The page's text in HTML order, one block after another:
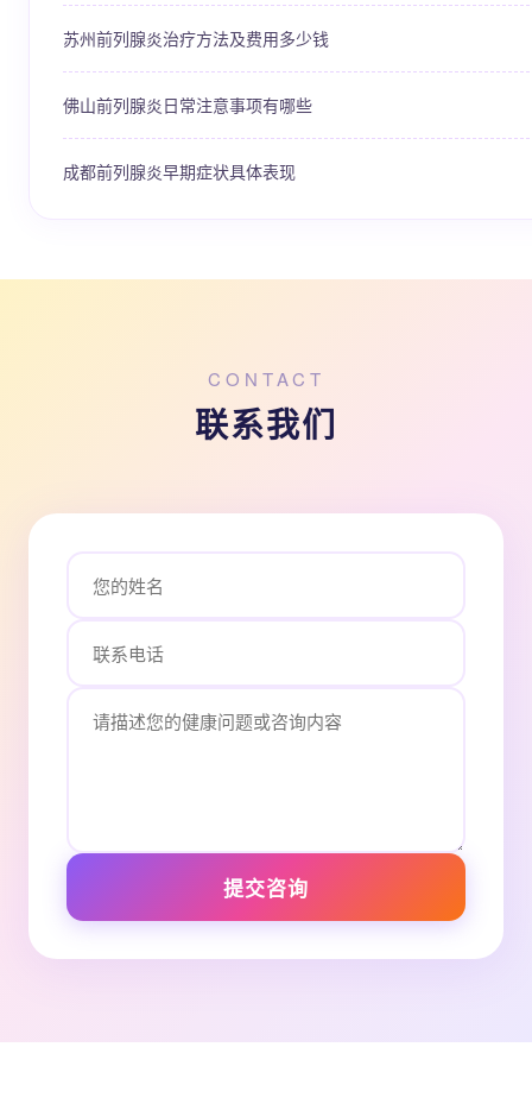
苏州前列腺炎治疗方法及费用多少钱
佛山前列腺炎日常注意事项有哪些
成都前列腺炎早期症状具体表现
CONTACT
联系我们
提交咨询